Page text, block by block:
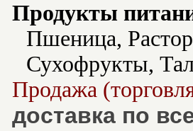
Продукты
Пшеница,
Сухофрукты,
Продажа
доставка по